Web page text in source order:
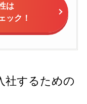
は
ック！
社するための